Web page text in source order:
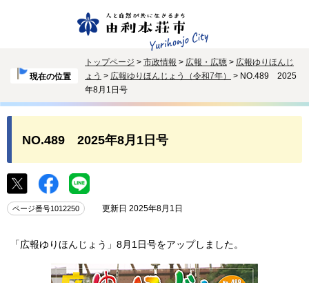
現在の位置
トップページ > 市政情報 > 広報・広聴 > 広報ゆりほんじ
ょう > 広報ゆりほんじょう（令和7年）
> NO.489 2025
年8月1日号
NO.489 2025年8月1日号
ページ番号1012250 更新日 2025年8月1日
「広報ゆりほんじょう」8月1日号をアップしました。